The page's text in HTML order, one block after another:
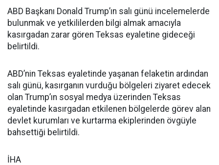
ABD Başkanı Donald Trump’ın salı günü incelemelerde
bulunmak ve yetkililerden bilgi almak amacıyla
kasırgadan zarar gören Teksas eyaletine gideceği
belirtildi.
ABD’nin Teksas eyaletinde yaşanan felaketin ardından
salı günü, kasırganın vurduğu bölgeleri ziyaret edecek
olan Trump’ın sosyal medya üzerinden Teksas
eyaletinde kasırgadan etkilenen bölgelerde görev alan
devlet kurumları ve kurtarma ekiplerinden övgüyle
bahsettiği belirtildi.
İHA